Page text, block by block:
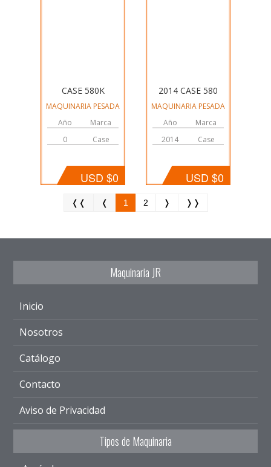
CASE 580K
MAQUINARIA PESADA
Año
0
Marca
Case
USD $0
2014 CASE 580
MAQUINARIA PESADA
Año
2014
Marca
Case
USD $0
❬❬ ❬ 1 2 ❭ ❭❭
Maquinaria JR
Inicio
Nosotros
Catálogo
Contacto
Aviso de Privacidad
Tipos de Maquinaria